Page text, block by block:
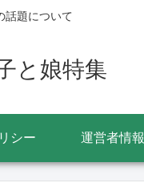
話題について
と娘特集
シー 運営者情報